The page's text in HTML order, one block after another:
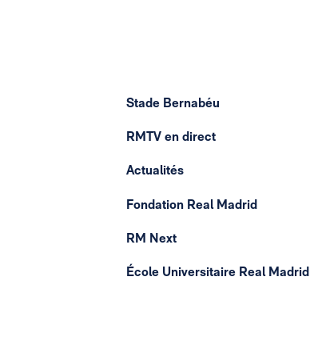
Stade Bernabéu
RMTV en direct
Actualités
Fondation Real Madrid
RM Next
École Universitaire Real Madrid